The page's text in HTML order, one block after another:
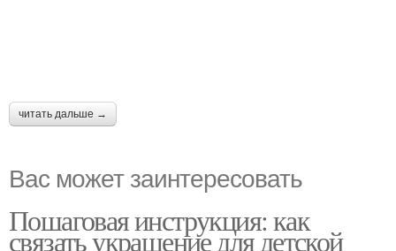
читать дальше →
Вас может заинтересовать
Пошаговая инструкция: как
связать украшение для детской